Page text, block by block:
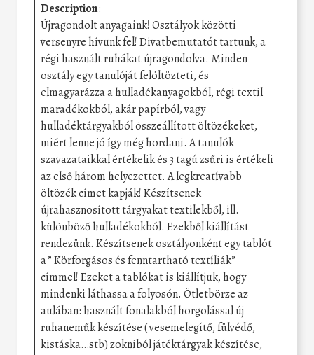
Description:
Újragondolt anyagaink! Osztályok közötti
versenyre hívunk fel! Divatbemutatót tartunk, a
régi használt ruhákat újragondolva. Minden
osztály egy tanulóját felöltözteti, és
elmagyarázza a hulladékanyagokból, régi textil
maradékokból, akár papírból, vagy
hulladéktárgyakból összeállított öltözékeket,
miért lenne jó így még hordani. A tanulók
szavazataikkal értékelik és 3 tagú zsűri is értékeli
az első három helyezettet. A legkreatívabb
öltözék címet kapják! Készítsenek
újrahasznosított tárgyakat textilekből, ill.
különböző hulladékokból. Ezekből kiállítást
rendezünk. Készítsenek osztályonként egy tablót
a ” Körforgásos és fenntartható textíliák”
címmel! Ezeket a tablókat is kiállítjuk, hogy
mindenki láthassa a folyosón. Ötletbörze az
aulában: használt fonalakból horgolással új
ruhaneműk készítése ( vesemelegítő, fülvédő,
kistáska…stb) zokniból játéktárgyak készítése,